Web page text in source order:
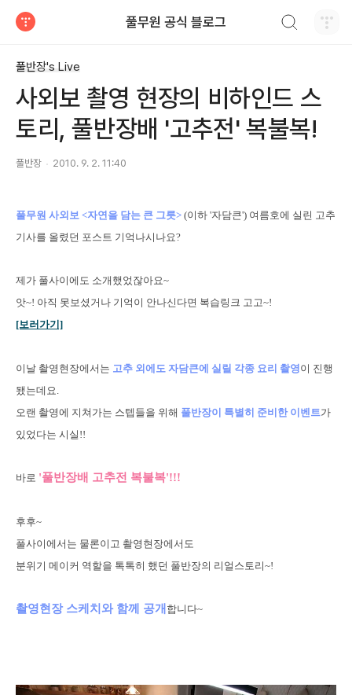
풀무원 공식 블로그
풀반장's Live
사외보 촬영 현장의 비하인드 스
토리, 풀반장배 '고추전' 복불복!
풀반장 2010. 9. 2. 11:40
풀무원 사외보 <자연을 담는 큰 그릇> (이하 '자담큰') 여름호에 실린 고추
기사를 올렸던 포스트 기억나시나요?
제가 풀사이에도 소개했었잖아요~
앗~! 아직 못보셨거나 기억이 안나신다면 복습링크 고고~!
[보러가기]
이날 촬영현장에서는 고추 외에도 자담큰에 실릴 각종 요리 촬영이 진행
됐는데요.
오랜 촬영에 지쳐가는 스텝들을 위해 풀반장이 특별히 준비한 이벤트가
있었다는 시실!!
바로 '풀반장배 고추전 복불복'!!!
후후~
풀사이에서는 물론이고 촬영현장에서도
분위기 메이커 역할을 톡톡히 했던 풀반장의 리얼스토리~!
촬영현장 스케치와 함께 공개 합니다~